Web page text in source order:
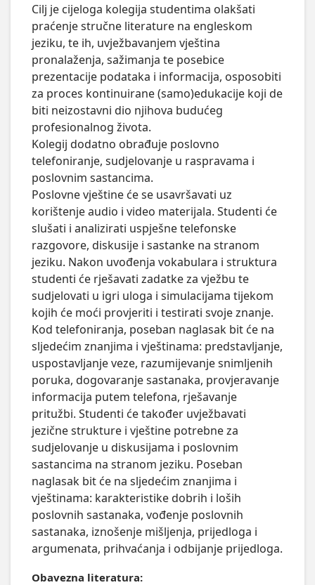
Cilj je cijeloga kolegija studentima olakšati
praćenje stručne literature na engleskom
jeziku, te ih, uvježbavanjem vještina
pronalaženja, sažimanja te posebice
prezentacije podataka i informacija, osposobiti
za proces kontinuirane (samo)edukacije koji de
biti neizostavni dio njihova budućeg
profesionalnog života.
Kolegij dodatno obrađuje poslovno
telefoniranje, sudjelovanje u raspravama i
poslovnim sastancima.
Poslovne vještine će se usavršavati uz
korištenje audio i video materijala. Studenti će
slušati i analizirati uspješne telefonske
razgovore, diskusije i sastanke na stranom
jeziku. Nakon uvođenja vokabulara i struktura
studenti će rješavati zadatke za vježbu te
sudjelovati u igri uloga i simulacijama tijekom
kojih će moći provjeriti i testirati svoje znanje.
Kod telefoniranja, poseban naglasak bit će na
sljedećim znanjima i vještinama: predstavljanje,
uspostavljanje veze, razumijevanje snimljenih
poruka, dogovaranje sastanaka, provjeravanje
informacija putem telefona, rješavanje
pritužbi. Studenti će također uvježbavati
jezične strukture i vještine potrebne za
sudjelovanje u diskusijama i poslovnim
sastancima na stranom jeziku. Poseban
naglasak bit će na sljedećim znanjima i
vještinama: karakteristike dobrih i loših
poslovnih sastanaka, vođenje poslovnih
sastanaka, iznošenje mišljenja, prijedloga i
argumenata, prihvaćanja i odbijanje prijedloga.
Obavezna literatura: